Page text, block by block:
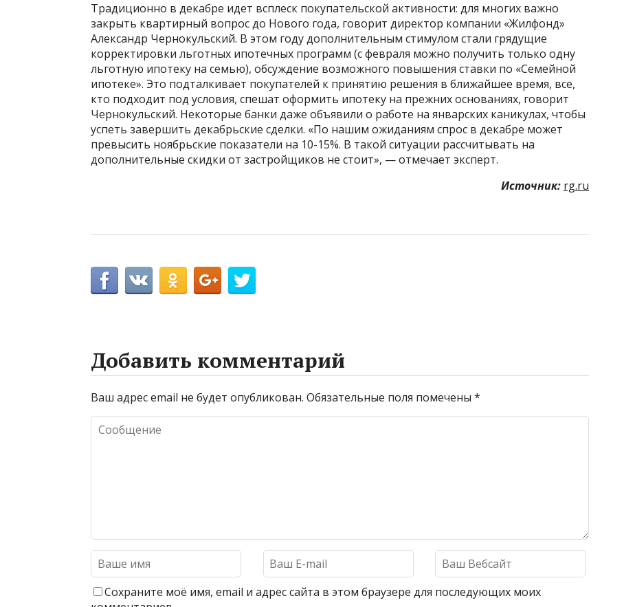
Традиционно в декабре идет всплеск покупательской активности: для многих важно
закрыть квартирный вопрос до Нового года, говорит директор компании «Жилфонд»
Александр Чернокульский. В этом году дополнительным стимулом стали грядущие
корректировки льготных ипотечных программ (с февраля можно получить только одну
льготную ипотеку на семью), обсуждение возможного повышения ставки по «Семейной
ипотеке». Это подталкивает покупателей к принятию решения в ближайшее время, все,
кто подходит под условия, спешат оформить ипотеку на прежних основаниях, говорит
Чернокульский. Некоторые банки даже объявили о работе на январских каникулах, чтобы
успеть завершить декабрьские сделки. «По нашим ожиданиям спрос в декабре может
превысить ноябрьские показатели на 10-15%. В такой ситуации рассчитывать на
дополнительные скидки от застройщиков не стоит», — отмечает эксперт.
Источник: rg.ru
Добавить комментарий
Ваш адрес email не будет опубликован. Обязательные поля помечены *
Сохраните моё имя, email и адрес сайта в этом браузере для последующих моих